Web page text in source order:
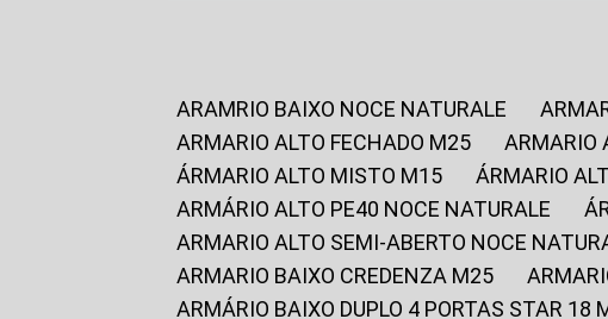
ARAMRIO BAIXO NOCE NATURALE
ARMARIO ALTO FECHADO M25
ÁRMARIO ALTO MISTO M15
ÁRMARIO
ARMÁRIO ALTO PE40 NOCE NATURALE
ARMARIO ALTO SEMI-ABERTO NOCE
ARMARIO BAIXO CREDENZA M25
ARMÁRIO BAIXO DUPLO 4 PORTAS STAR 18